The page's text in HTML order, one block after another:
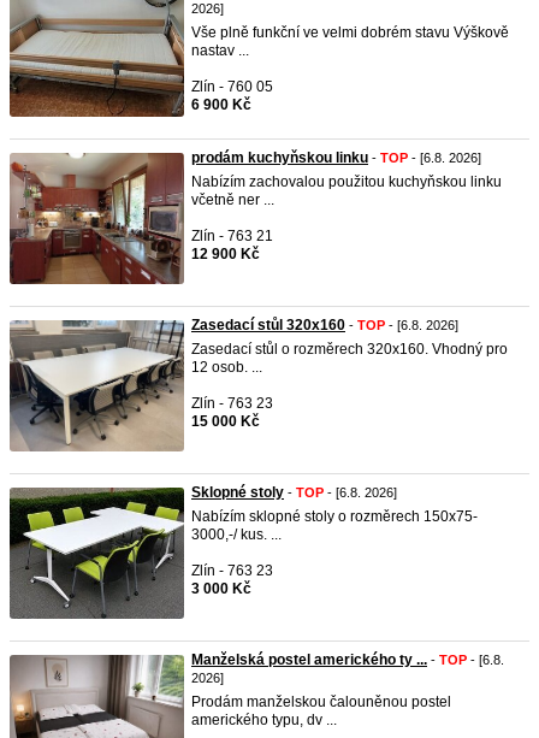
2026]
Vše plně funkční ve velmi dobrém stavu Výškově
nastav ...
Zlín - 760 05
6 900 Kč
prodám kuchyňskou linku - TOP - [6.8. 2026]
Nabízím zachovalou použitou kuchyňskou linku
včetně ner ...
Zlín - 763 21
12 900 Kč
Zasedací stůl 320x160 - TOP - [6.8. 2026]
Zasedací stůl o rozměrech 320x160. Vhodný pro
12 osob. ...
Zlín - 763 23
15 000 Kč
Sklopné stoly - TOP - [6.8. 2026]
Nabízím sklopné stoly o rozměrech 150x75-
3000,-/ kus. ...
Zlín - 763 23
3 000 Kč
Manželská postel amerického ty ... - TOP - [6.8.
2026]
Prodám manželskou čalouněnou postel
amerického typu, dv ...